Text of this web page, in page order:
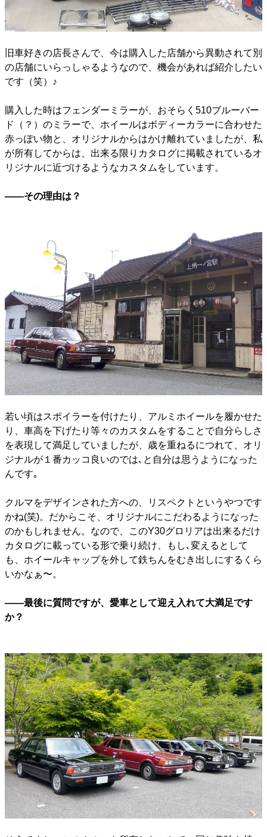
旧車好きの店長さんで、今は購入した店舗から異動されて別
の店舗にいらっしゃるようなので、機会があれば紹介したい
です（笑）♪
購入した時はフェンダーミラーが、おそらく510ブルーバー
ド（？）のミラーで、ホイールはボディーカラーに合わせた
赤っぽい物と、オリジナルからはかけ離れていましたが、私
が所有してからは、出来る限りカタログに掲載されているオ
リジナルに近づけるようなカスタムをしています。
――その理由は？
若い頃はスポイラーを付けたり、アルミホイールを履かせた
り、車高を下げたり等々のカスタムをすることで自分らしさ
を表現して満足していましたが、歳を重ねるにつれて、オリ
ジナルが１番カッコ良いのでは､と自分は思うようになった
んです｡
クルマをデザインされた方への、リスペクトというやつです
かね(笑)。だからこそ、オリジナルにこだわるようになった
のかもしれません。なので、このY30グロリアは出来るだけ
カタログに載っている形で乗り続け、もし､変えるとして
も、ホイールキャップを外して鉄ちんをむき出しにするくら
いかなぁ〜。
――最後に質問ですが、愛車として迎え入れて大満足です
か？